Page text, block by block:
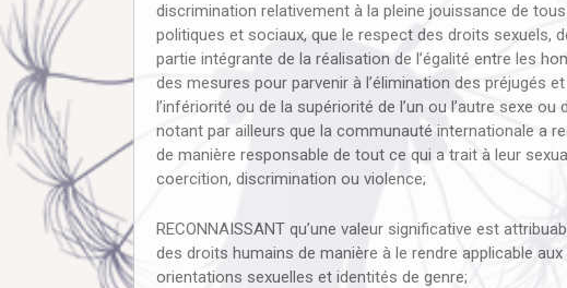
discrimination relativement à la pleine jouissance de
politiques et sociaux, que le respect des droits sexuels,
partie intégrante de la réalisation de l’égalité entre les
des mesures pour parvenir à l’élimination des préjugés
l’infériorité ou de la supériorité de l’un ou l’autre sexe
notant par ailleurs que la communauté internationale a
de manière responsable de tout ce qui a trait à leur
coercition, discrimination ou violence;
RECONNAISSANT qu’une valeur significative est
des droits humains de manière à le rendre applicable
orientations sexuelles et identités de genre;